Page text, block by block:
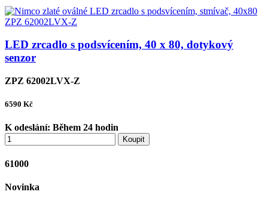
LED zrcadlo s podsvícením, 40 x 80, dotykový
senzor
ZPZ 62002LVX-Z
6590 Kč
K odeslání: Během 24 hodin
Koupit
61000
Novinka